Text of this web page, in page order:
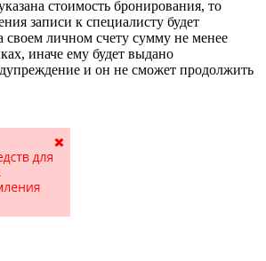
стоимость бронирования, то
записи к специалисту будет
своем личном счету сумму не менее
иначе ему будет выдано
и он не сможет продолжить